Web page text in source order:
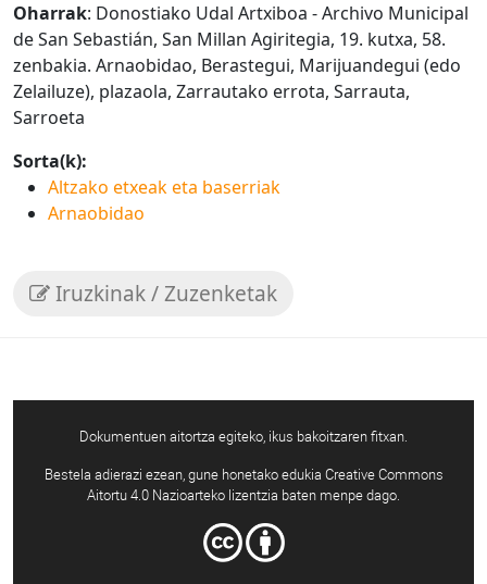
Oharrak: Donostiako Udal Artxiboa - Archivo Municipal
de San Sebastián, San Millan Agiritegia, 19. kutxa, 58.
zenbakia. Arnaobidao, Berastegui, Marijuandegui (edo
Zelailuze), plazaola, Zarrautako errota, Sarrauta,
Sarroeta
Sorta(k):
Altzako etxeak eta baserriak
Arnaobidao
Iruzkinak / Zuzenketak
Dokumentuen aitortza egiteko, ikus bakoitzaren fitxan.
Bestela adierazi ezean, gune honetako edukia Creative Commons
Aitortu 4.0 Nazioarteko lizentzia baten menpe dago.